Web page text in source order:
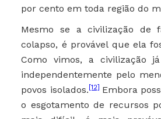
por cento em toda região do
Mesmo se a civilização de
colapso, é provável que ela
Como vimos, a civilização
independentemente pelo
povos isolados. [12] Embora
o esgotamento de recursos